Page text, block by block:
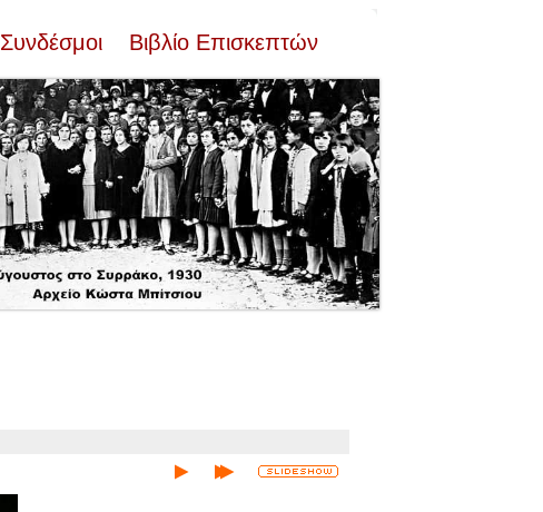
Συνδέσμοι Βιβλίο Επισκεπτών